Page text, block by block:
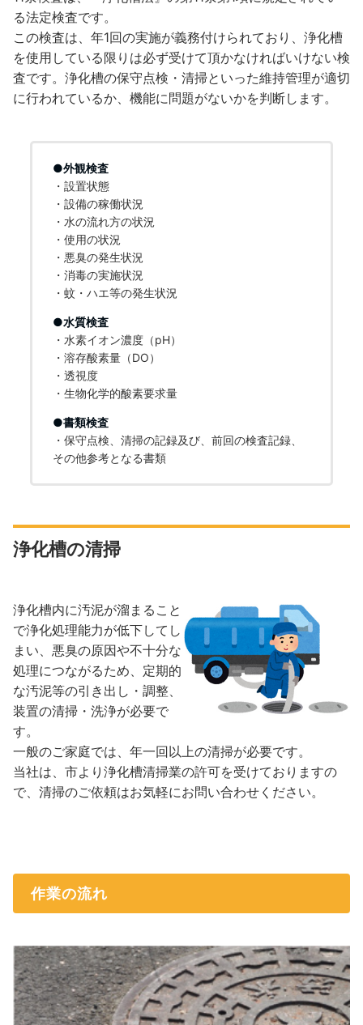
る法定検査です。
この検査は、年1回の実施が義務付けられており、浄化槽
を使用している限りは必ず受けて頂かなければいけない検
査です。浄化槽の保守点検・清掃といった維持管理が適切
に行われているか、機能に問題がないかを判断します。
●外観検査
・設置状態
・設備の稼働状況
・水の流れ方の状況
・使用の状況
・悪臭の発生状況
・消毒の実施状況
・蚊・ハエ等の発生状況
●水質検査
・水素イオン濃度（pH）
・溶存酸素量（DO）
・透視度
・生物化学的酸素要求量
●書類検査
・保守点検、清掃の記録及び、前回の検査記録、
その他参考となる書類
浄化槽の清掃
浄化槽内に汚泥が溜まること
で浄化処理能力が低下してし
まい、悪臭の原因や不十分な
処理につながるため、定期的
な汚泥等の引き出し・調整、
装置の清掃・洗浄が必要で
す。
一般のご家庭では、年一回以上の清掃が必要です。
当社は、市より浄化槽清掃業の許可を受けておりますの
で、清掃のご依頼はお気軽にお問い合わせください。
作業の流れ